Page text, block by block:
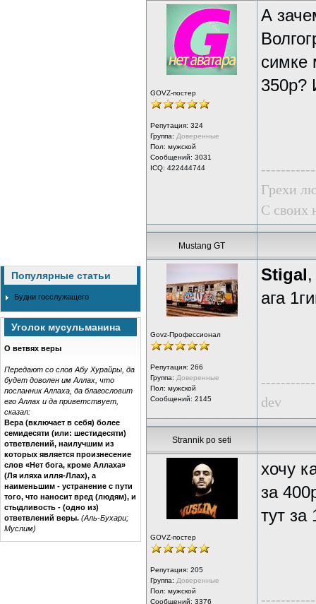
Популярные статьи
Будни госслужащего
Уголок мусульманина
О ветвях веры
Передают со слов Абу Хурайры, да
будет доволен им Аллах, что
посланник Аллаха, да благословит
его Аллах и да приветствует,
сказал:
Вера (включает в себя) более
семидесяти (или: шестидесяти)
ответвлений, наилучшим из
которых является произнесение
слов «Нет бога, кроме Аллаха»
(Ля иляха илля-Ллах), а
наименьшим - устранение с пути
того, что наносит вред (людям), и
стыдливость - (одно из)
ответвлений веры. (Аль-Бухари;
Муслим)
GOVZ-постер
Репутация: 324
Группа: Доверенные
Пол: мужской
Сообщений: 3031
ICQ: 422444744
А
симке
350р?
Грехи
С своих
Mustang GT
Govz-Профессионал
Репутация: 266
Группа: Доверенные
Пол: мужской
Сообщений: 2145
Stigal,
ага
dev
Strannik po seti
GOVZ-постер
Репутация: 205
Группа: Доверенные
Пол: мужской
Сообщений: 3376
хочу
за
тут за